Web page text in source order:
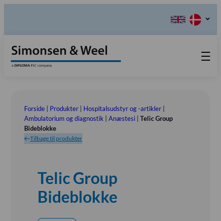
Retur-, Reklamations- og
Reparationsformular
Kontakt os
Send ordination
Vores Værdier
Bestyrelsen
Udstillinger
Showroom
Tlf.: (+45) 70 25 56 10
Forside| Produkter| Hospitalsudstyr og -artikler|
Ambulatorium og diagnostik
Anæstesi| Telic Group
Bideblokke
Tilbage til produkter
Telic Group
Bideblokke